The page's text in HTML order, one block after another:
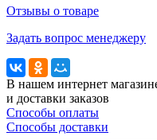
Отзывы о товаре
Задать вопрос менеджеру
В нашем интернет
и доставки заказов
Способы оплаты
Способы доставки